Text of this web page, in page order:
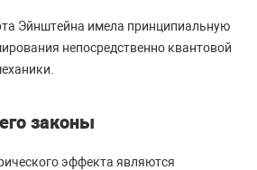
Эйнштейна имела принципиальную
непосредственно квантовой
законы
эффекта являются